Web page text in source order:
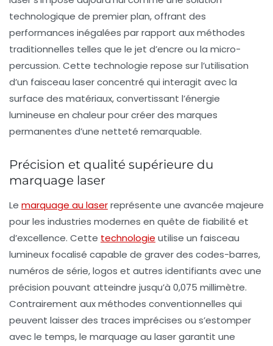
technologique de premier plan, offrant des
performances inégalées par rapport aux méthodes
traditionnelles telles que le jet d’encre ou la micro-
percussion. Cette technologie repose sur l’utilisation
d’un faisceau laser concentré qui interagit avec la
surface des matériaux, convertissant l’énergie
lumineuse en chaleur pour créer des marques
permanentes d’une netteté remarquable.
Précision et qualité supérieure du
marquage laser
Le marquage au laserreprésente une avancée majeure
pour les industries modernes en quête de fiabilité et
d’excellence. Cette technologie utilise un faisceau
lumineux focalisé capable de graver des codes-barres,
numéros de série, logos et autres identifiants avec une
précision pouvant atteindre jusqu’à 0,075 millimètre.
Contrairement aux méthodes conventionnelles qui
peuvent laisser des traces imprécises ou s’estomper
avec le temps, le marquage au laser garantit une